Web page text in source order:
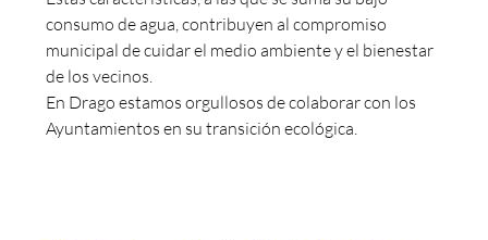
consumo de agua, contribuyen al compromiso
municipal de cuidar el medio ambiente y el bienestar
de los vecinos.
En Drago estamos orgullosos de colaborar con los
Ayuntamientos en su transición ecológica.